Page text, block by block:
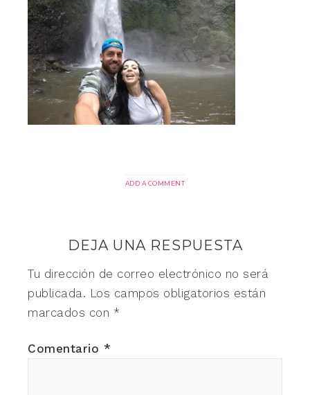
ADD A COMMENT
DEJA UNA RESPUESTA
Tu dirección de correo electrónico no será
publicada. Los campos obligatorios están
marcados con *
Comentario *